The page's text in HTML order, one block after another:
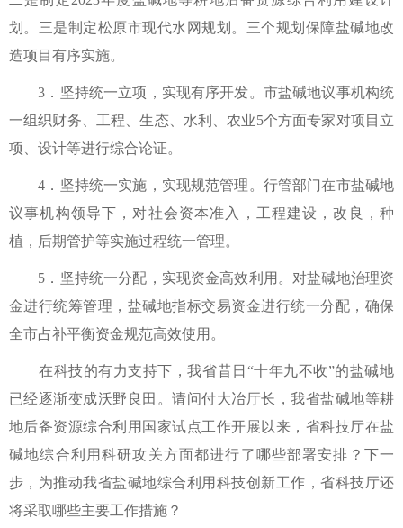
划。三是制定松原市现代水网规划。三个规划保障盐碱地改
造项目有序实施。
3．坚持统一立项，实现有序开发。市盐碱地议事机构统
一组织财务、工程、生态、水利、农业5个方面专家对项目立
项、设计等进行综合论证。
4．坚持统一实施，实现规范管理。行管部门在市盐碱地
议事机构领导下，对社会资本准入，工程建设，改良，种
植，后期管护等实施过程统一管理。
5．坚持统一分配，实现资金高效利用。对盐碱地治理资
金进行统筹管理，盐碱地指标交易资金进行统一分配，确保
全市占补平衡资金规范高效使用。
在科技的有力支持下，我省昔日“十年九不收”的盐碱地
已经逐渐变成沃野良田。请问付大冶厅长，我省盐碱地等耕
地后备资源综合利用国家试点工作开展以来，省科技厅在盐
碱地综合利用科研攻关方面都进行了哪些部署安排？下一
步，为推动我省盐碱地综合利用科技创新工作，省科技厅还
将采取哪些主要工作措施？